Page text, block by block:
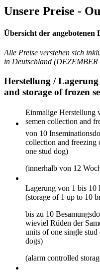
Unsere Preise -
Übersicht der angebotenen
Alle Preise verstehen sich
in Deutschland (DEZEMBER
Herstellung /
and storage of frozen
Einmalige Herstellung
semen collection and
von 10
collection and freezing
one stud dog)
(innerhalb von 12
Lagerung von 1 bis 10
(storage of 1 up to 10
bis zu 10
wieviel Rüden der
units of one single
dogs)
(alarm controlled